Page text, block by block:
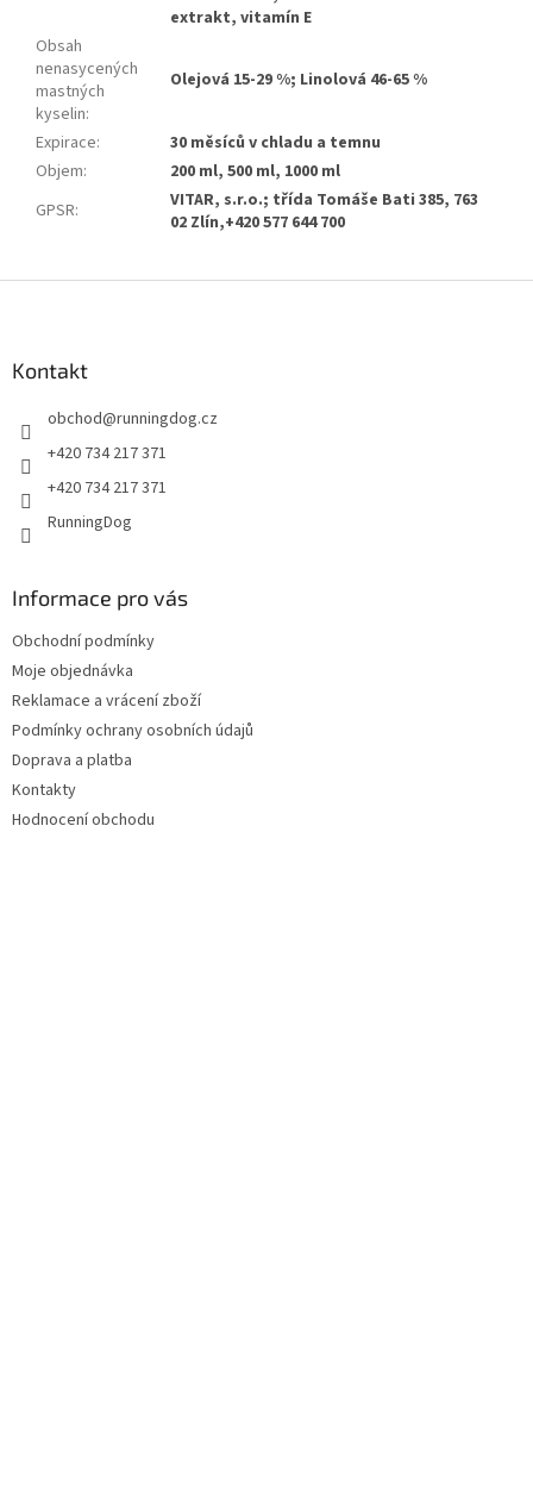
extrakt, vitamín E
Obsah
nenasycených
mastných
kyselin:
Olejová 15-29 %; Linolová 46-65 %
Expirace:
30 měsíců v chladu a temnu
Objem:
200 ml, 500 ml, 1000 ml
GPSR:
VITAR, s.r.o.; třída Tomáše Bati 385, 763
02 Zlín,+420 577 644 700
Kontakt
obchod@runningdog.cz
+420 734 217 371
+420 734 217 371
RunningDog
Informace pro vás
Obchodní podmínky
Moje objednávka
Reklamace a vrácení zboží
Podmínky ochrany osobních údajů
Doprava a platba
Kontakty
Hodnocení obchodu